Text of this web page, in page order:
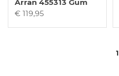
Arran 455313 Gum
€ 119,95
1